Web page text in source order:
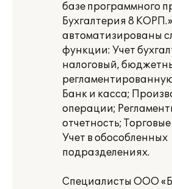
базе программного
Бухгалтерия 8
автоматизированы
функции: Учет
налоговый,
Банк и касса;
операции;
отчетность;
Учет в обособленных
подразделениях.
Специалисты ООО